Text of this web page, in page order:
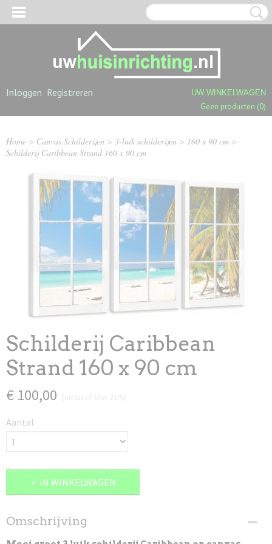
Inloggen Registreren UW WINKELWAGEN
Geen producten (0)
Home > Canvas Schilderijen > 3-luik schilderijen > 160 x 90 cm >
Schilderij Caribbean Strand 160 x 90 cm
Schilderij Caribbean
Strand 160 x 90 cm
€ 100,00
Aantal
IN WINKELWAGEN
Omschrijving
SHAGGY TAPIJTEN